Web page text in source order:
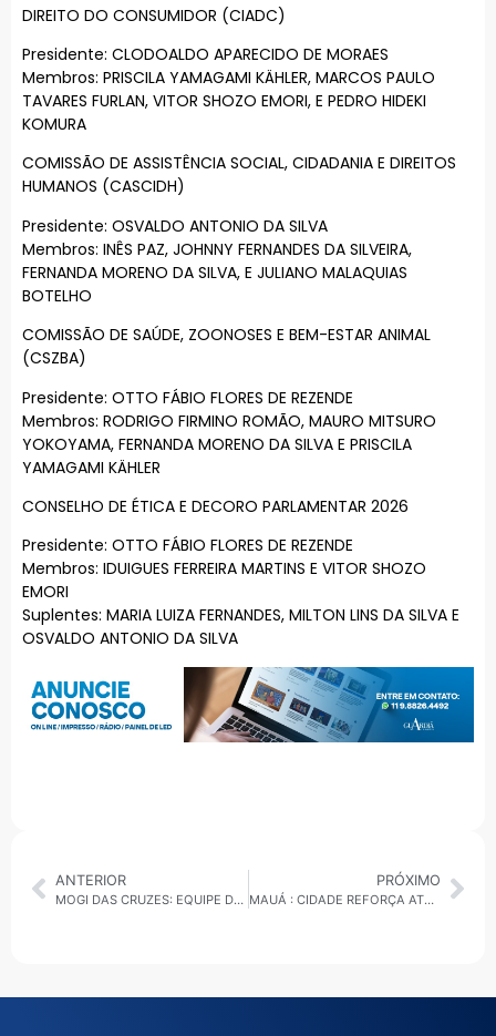
DIREITO DO CONSUMIDOR (CIADC)
Presidente: CLODOALDO APARECIDO DE MORAES
Membros: PRISCILA YAMAGAMI KÄHLER, MARCOS PAULO
TAVARES FURLAN, VITOR SHOZO EMORI, E PEDRO HIDEKI
KOMURA
COMISSÃO DE ASSISTÊNCIA SOCIAL, CIDADANIA E DIREITOS
HUMANOS (CASCIDH)
Presidente: OSVALDO ANTONIO DA SILVA
Membros: INÊS PAZ, JOHNNY FERNANDES DA SILVEIRA,
FERNANDA MORENO DA SILVA, E JULIANO MALAQUIAS
BOTELHO
COMISSÃO DE SAÚDE, ZOONOSES E BEM-ESTAR ANIMAL
(CSZBA)
Presidente: OTTO FÁBIO FLORES DE REZENDE
Membros: RODRIGO FIRMINO ROMÃO, MAURO MITSURO
YOKOYAMA, FERNANDA MORENO DA SILVA E PRISCILA
YAMAGAMI KÄHLER
CONSELHO DE ÉTICA E DECORO PARLAMENTAR 2026
Presidente: OTTO FÁBIO FLORES DE REZENDE
Membros: IDUIGUES FERREIRA MARTINS E VITOR SHOZO
EMORI
Suplentes: MARIA LUIZA FERNANDES, MILTON LINS DA SILVA E
OSVALDO ANTONIO DA SILVA
ANTERIOR
MOGI DAS CRUZES: EQUIPE DE BASQUETE ENCARA O CORINTHIANS NESTA QUARTA-FEIRA (18) PELO NBB
PRÓXIMO
MAUÁ : CIDADE REFORÇA ATENÇÃO PRIMÁRIA E RENOVA 100% DA FROTA DO SAMU COM INVESTIMENTOS DO GOVERNO